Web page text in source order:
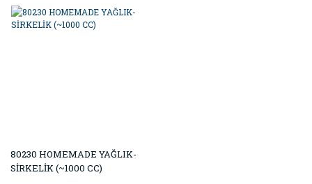
80230 HOMEMADE YAĞLIK-
SİRKELİK (~1000 CC)